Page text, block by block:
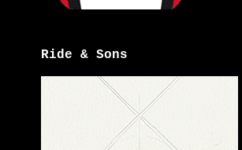
Ride & Sons